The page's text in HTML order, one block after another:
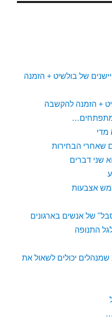
של בולשיט + הזמנה
+ הזמנה להקשבה
שאחרי הבחירות
שני דברים
אצבעות
של אנשים בארגונים
התנופה
שמנהלים יכולים לשאול את